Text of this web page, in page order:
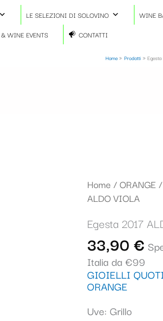
LE SELEZIONI DI SOLOVINO WINE
WINE EVENTS
CONTATTI
Home Prodotti
Home /ORANGE
ALDO VIOLA
Egesta 2017
33,90 €
Italia da €99
GIOIELLI
ORANGE
Uve: Grillo